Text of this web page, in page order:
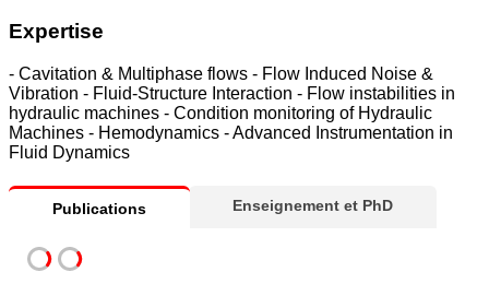
Expertise
- Cavitation & Multiphase flows - Flow Induced Noise &
Vibration - Fluid-Structure Interaction - Flow instabilities in
hydraulic machines - Condition monitoring of Hydraulic
Machines - Hemodynamics - Advanced Instrumentation in
Fluid Dynamics
Publications Enseignement et PhD